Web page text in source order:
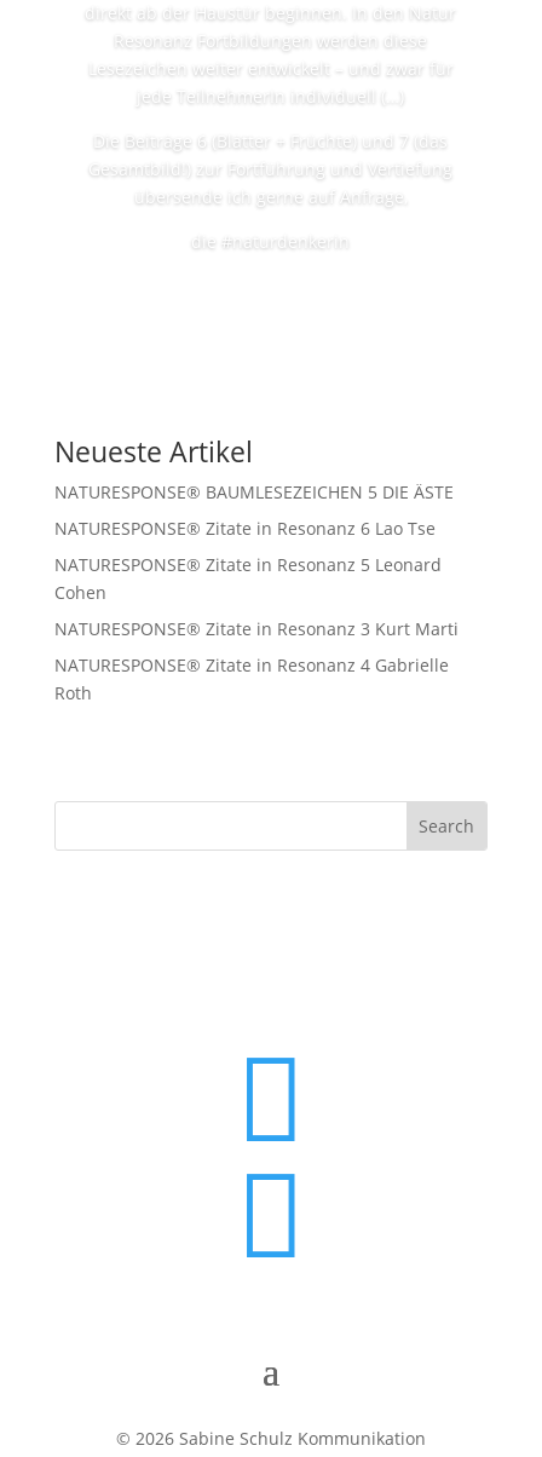
direkt ab der Haustür beginnen. In den Natur
Resonanz Fortbildungen werden diese
Lesezeichen weiter entwickelt – und zwar für
jede TeilnehmerIn individuell (…)
Die Beiträge 6 (Blätter + Früchte) und 7 (das
Gesamtbild!) zur Fortführung und Vertiefung
übersende ich gerne auf Anfrage,
die #naturdenkerin
Neueste Artikel
NATURESPONSE® BAUMLESEZEICHEN 5 DIE ÄSTE
NATURESPONSE® Zitate in Resonanz 6 Lao Tse
NATURESPONSE® Zitate in Resonanz 5 Leonard
Cohen
NATURESPONSE® Zitate in Resonanz 3 Kurt Marti
NATURESPONSE® Zitate in Resonanz 4 Gabrielle
Roth


© 2026 Sabine Schulz Kommunikation